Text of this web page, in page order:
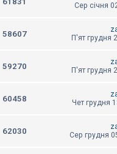
Сер січня
58607
П'ят грудня
59270
П'ят грудня
60458
Чет грудня
62030
Сер грудня